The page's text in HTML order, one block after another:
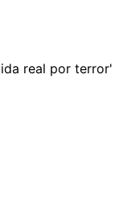
real por terror'